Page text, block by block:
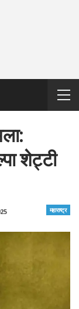
शेट्टी
महाराष्ट्र